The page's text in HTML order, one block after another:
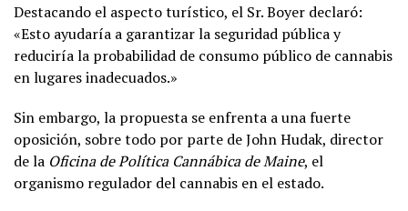
Destacando el aspecto turístico, el Sr. Boyer declaró:
«Esto ayudaría a garantizar la seguridad pública y
reduciría la probabilidad de consumo público de cannabis
en lugares inadecuados.»
Sin embargo, la propuesta se enfrenta a una fuerte
oposición, sobre todo por parte de John Hudak, director
de la Oficina de Política Cannábica de Maine, el
organismo regulador del cannabis en el estado.